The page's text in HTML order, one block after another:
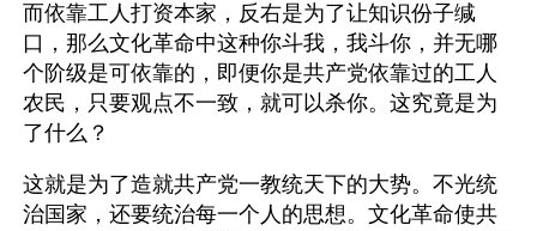
而依靠工人打资本家，反右是为了让知识份子缄
口，那么文化革命中这种你斗我，我斗你，并无哪
个阶级是可依靠的，即便你是共产党依靠过的工人
农民，只要观点不一致，就可以杀你。这究竟是为
了什么？
这就是为了造就共产党一教统天下的大势。不光统
治国家，还要统治每一个人的思想。文化革命使共